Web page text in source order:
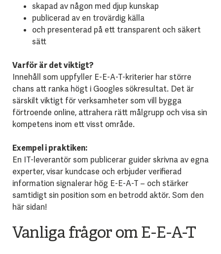
skapad av någon med djup kunskap
publicerad av en trovärdig källa
och presenterad på ett transparent och säkert
sätt
Varför är det viktigt?
Innehåll som uppfyller E-E-A-T-kriterier har större
chans att ranka högt i Googles sökresultat. Det är
särskilt viktigt för verksamheter som vill bygga
förtroende online, attrahera rätt målgrupp och visa sin
kompetens inom ett visst område.
Exempel i praktiken:
En IT-leverantör som publicerar guider skrivna av egna
experter, visar kundcase och erbjuder verifierad
information signalerar hög E-E-A-T – och stärker
samtidigt sin position som en betrodd aktör. Som den
här sidan!
Vanliga frågor om E-E-A-T